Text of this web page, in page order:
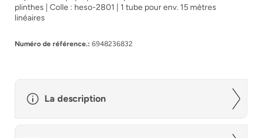
plinthes | Colle : heso-2801 | 1 tube pour env. 15 mètres
linéaires
Numéro de référence.: 6948236832
La description